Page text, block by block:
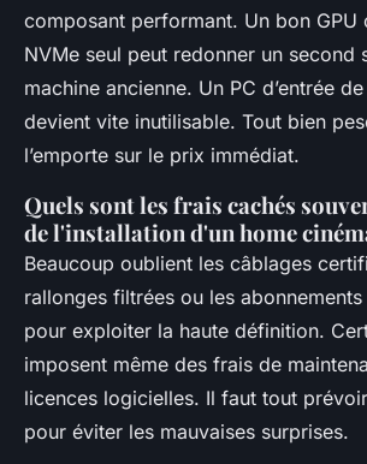
composant performant. Un bon GPU
NVMe seul peut redonner un second
machine ancienne. Un PC d’entrée
devient vite inutilisable. Tout bien
l’emporte sur le prix immédiat.
Quels sont les frais cachés
de l'installation d'un home
Beaucoup oublient les câblages
rallonges filtrées ou les abonnements
pour exploiter la haute définition.
imposent même des frais de
licences logicielles. Il faut tout
pour éviter les mauvaises surprises.